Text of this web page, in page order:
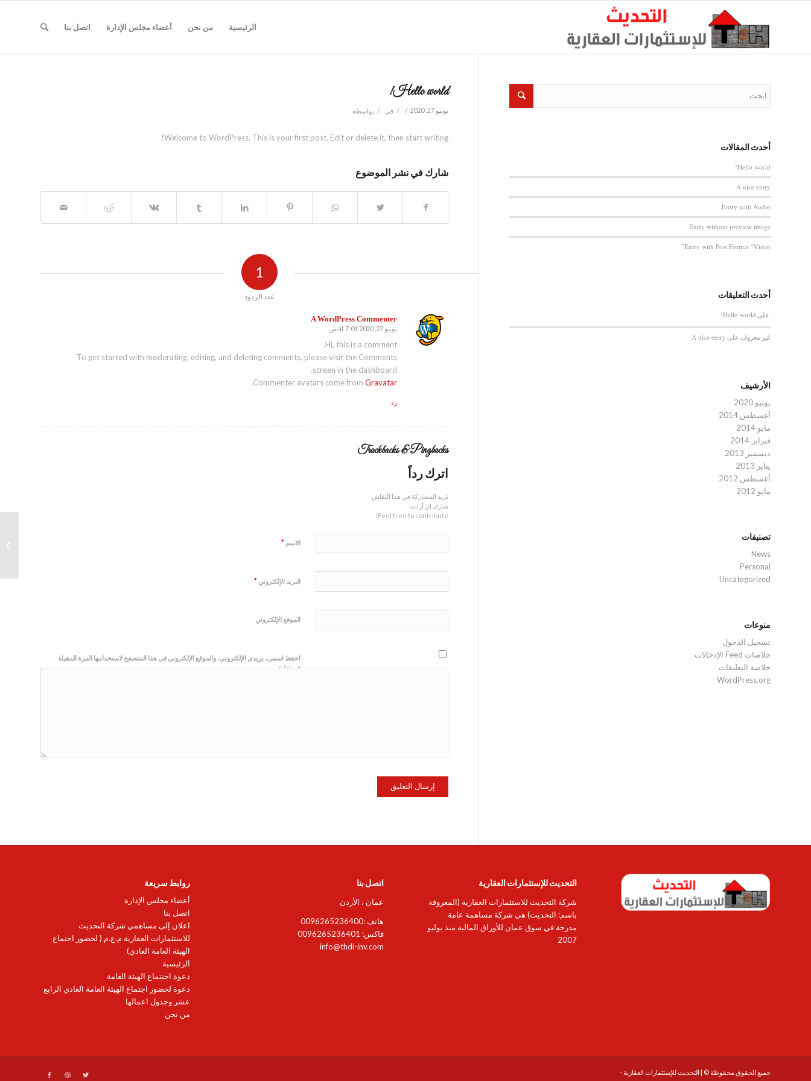
الرئيسية من نحن أعضاء مجلس الإدارة اتصل بنا
Hello world!
يونيو 27, 2020 /
/ في / بواسطة
Welcome to WordPress. This is your first post. Edit or delete it, then start writing!
شارك في نشر الموضوع
1
عدد الردود
A WordPress Commenter
says:يونيو 27, 2020 at 7:01 ص
Hi, this is a comment.
To get started with moderating, editing, and deleting comments, please visit the Comments
screen in the dashboard.
Commenter avatars come from Gravatar
.
رد
Trackbacks & Pingbacks
اترك رداً
تريد المشاركة في هذا النقاش
شارك إن أردت
Feel free to contribute!
الاسم *
البريد الإلكتروني *
الموقع الإلكتروني
احفظ اسمي، بريدي الإلكتروني، والموقع الإلكتروني في هذا المتصفح لاستخدامها المرة المقبلة
في تعليقي.
أحدث المقالات
Hello world!
A nice entry
Entry with Audio
Entry without preview image
Entry with Post Format “Video”
أحدث التعليقات
على Hello world!
غير معروف على A nice entry
الأرشيف
يونيو 2020
أغسطس 2014
مايو 2014
فبراير 2014
ديسمبر 2013
يناير 2013
أغسطس 2012
مايو 2012
تصنيفات
News
Personal
Uncategorized
منوعات
تسجيل الدخول
خلاصات Feed الإدخالات
خلاصة التعليقات
WordPress.org
التحديث للإستثمارات العقارية
شركة التحديث للاستثمارات العقارية (المعروفة
باسم: التحديث) هي شركة مساهمة عامة
مدرجة في سوق عمان للأوراق المالية منذ يوليو
2007
اتصل بنا
عمان ، الأردن
هاتف :0096265236400
فاكس: 0096265236401
info@thdi-inv.com
روابط سريعة
أعضاء مجلس الإدارة
اتصل بنا
اعلان إلى مساهمي شركة التحديث
للاستثمارات العقارية م.ع.م ( لحضور اجتماع
الهيئة العامة العادي)
الرئيسية
دعوة اجنتماع الهيئة العامة
دعوة لحضور اجتماع الهيئة العامة العادي الرابع
عشر وجدول اعمالها
من نحن
جميع الحقوق محفوظة © | التحديث للإستثمارات العقارية -